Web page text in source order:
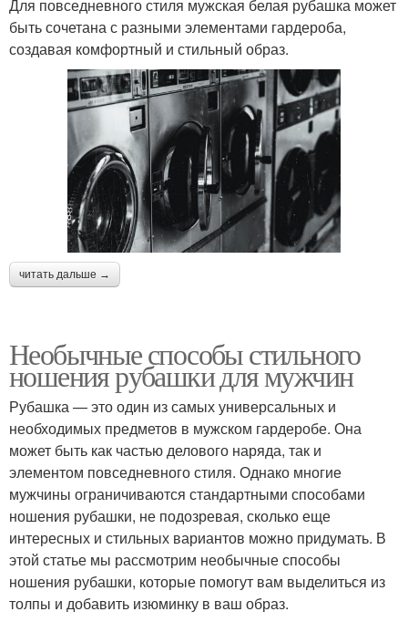
Для повседневного стиля мужская белая рубашка может
быть сочетана с разными элементами гардероба,
создавая комфортный и стильный образ.
читать дальше →
Необычные способы стильного
ношения рубашки для мужчин
Рубашка — это один из самых универсальных и
необходимых предметов в мужском гардеробе. Она
может быть как частью делового наряда, так и
элементом повседневного стиля. Однако многие
мужчины ограничиваются стандартными способами
ношения рубашки, не подозревая, сколько еще
интересных и стильных вариантов можно придумать. В
этой статье мы рассмотрим необычные способы
ношения рубашки, которые помогут вам выделиться из
толпы и добавить изюминку в ваш образ.